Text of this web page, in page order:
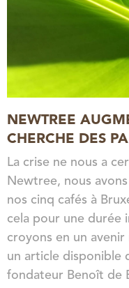
NEWTREE
CHERCHE DES
La crise ne nous a
Newtree, nous
nos cinq cafés à
cela pour une durée
croyons en un
un article disponible
fondateur Benoît de